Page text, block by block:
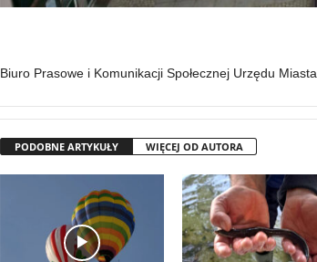
Biuro Prasowe i Komunikacji Społecznej Urzędu Miasta
PODOBNE ARTYKUŁY WIĘCEJ OD AUTORA